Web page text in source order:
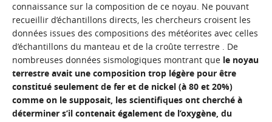
connaissance sur la composition de ce noyau. Ne pouvant
recueillir d’échantillons directs, les chercheurs croisent les
données issues des compositions des météorites avec celles
d’échantillons du manteau et de la croûte terrestre . De
nombreuses données sismologiques montrant que le noyau
terrestre avait une composition trop légère pour être
constitué seulement de fer et de nickel (à 80 et 20%)
comme on le supposait, les scientifiques ont cherché à
déterminer s’il contenait également de l’oxygène, du